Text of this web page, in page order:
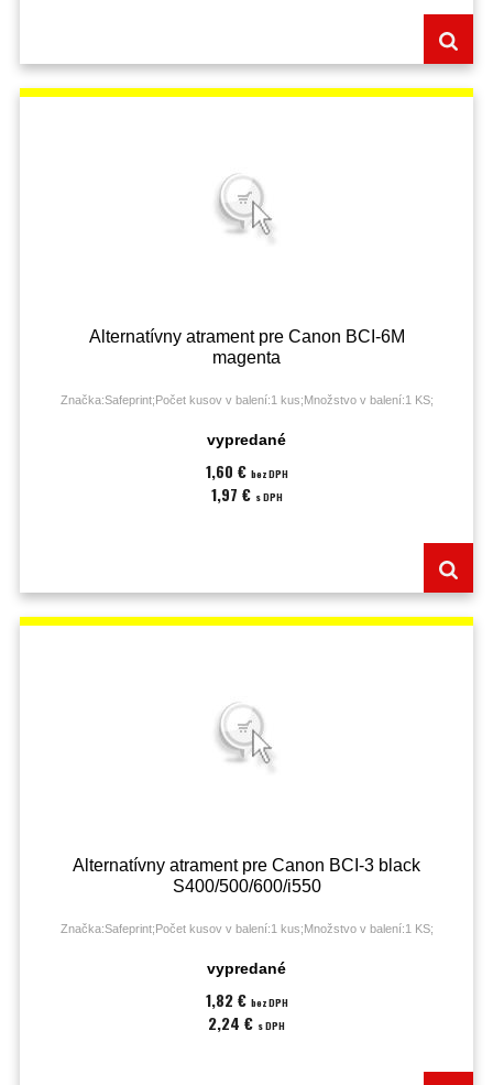
Alternatívny atrament pre Canon BCI-6M
magenta
Značka:Safeprint;Počet kusov v balení:1 kus;Množstvo v balení:1 KS;
vypredané
1,60 € bez DPH
1,97 € s DPH
Alternatívny atrament pre Canon BCI-3 black
S400/500/600/i550
Značka:Safeprint;Počet kusov v balení:1 kus;Množstvo v balení:1 KS;
vypredané
1,82 € bez DPH
2,24 € s DPH